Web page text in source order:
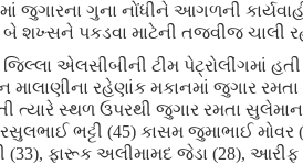
જુગારના ગુના નોંધીને આગળની
શખ્સને પકડવા માટેની તજવીજ ચાલી
જિલ્લા એલસીબીની ટીમ પેટ્રોલીંગમાં
માલાણીના રહેણાંક મકાનમાં જુગાર રમતા
ત્યારે સ્થળ ઉપરથી જુગાર રમતા
ભટ્ટી (45) કાસમ જુમાભાઈ મોવર (
(33), ફારૂક અલીમામદ જેડા (28), આરીફ